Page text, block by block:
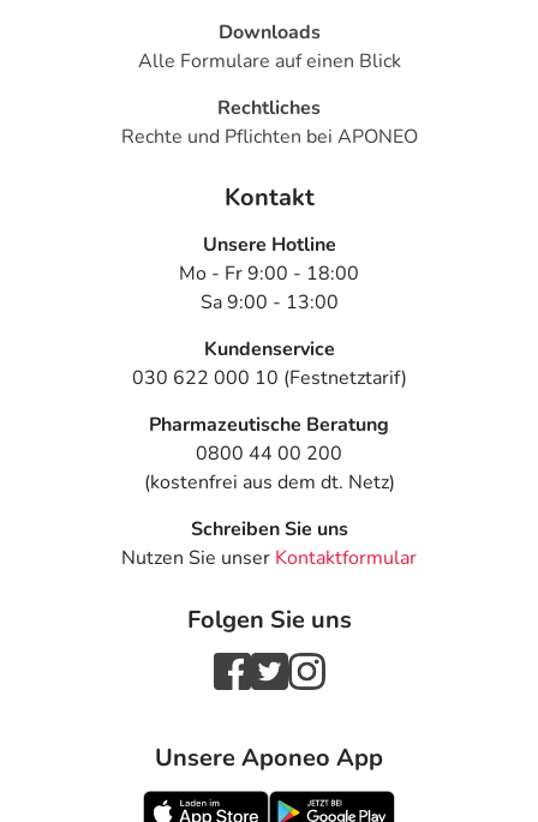
Downloads
Alle Formulare auf einen Blick
Rechtliches
Rechte und Pflichten bei APONEO
Kontakt
Unsere Hotline
Mo - Fr 9:00 - 18:00
Sa 9:00 - 13:00
Kundenservice
030 622 000 10 (Festnetztarif)
Pharmazeutische Beratung
0800 44 00 200
(kostenfrei aus dem dt. Netz)
Schreiben Sie uns
Nutzen Sie unser Kontaktformular
Folgen Sie uns
Unsere Aponeo App